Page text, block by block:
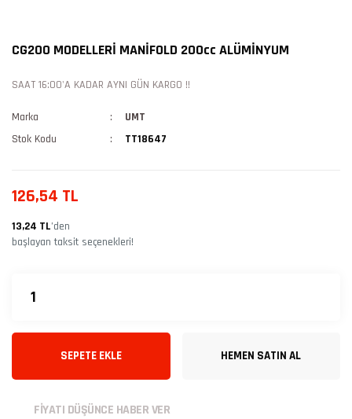
CG200 MODELLERİ MANİFOLD 200cc ALÜMİNYUM
SAAT 16:00'A KADAR AYNI GÜN KARGO !!
Marka
UMT
Stok Kodu
TT18647
126,54 TL
13,24 TL’den
başlayan taksit seçenekleri!
SEPETE EKLE HEMEN SATIN AL
FİYATI DÜŞÜNCE HABER VER